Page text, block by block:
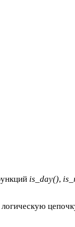
is_day(),
логическую